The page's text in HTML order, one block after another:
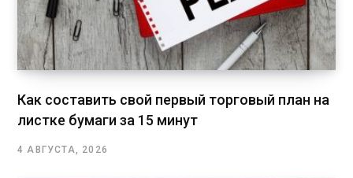
Как составить свой первый торговый план на
листке бумаги за 15 минут
4 АВГУСТА, 2026